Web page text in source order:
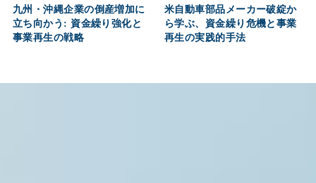
九州・沖縄企業の倒産増加に
立ち向かう: 資金繰り強化と
事業再生の戦略
米自動車部品メーカー破綻か
ら学ぶ、資金繰り危機と事業
再生の実践的手法